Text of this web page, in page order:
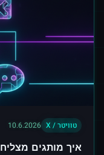
טוויטר / X 10.6.2026